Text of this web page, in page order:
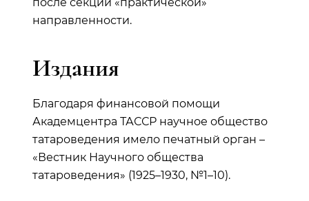
направленности.
Издания
Благодаря финансовой помощи
Академцентра ТАССР научное общество
татароведения имело печатный орган –
«Вестник Научного общества
татароведения» (1925–1930, №1–10).